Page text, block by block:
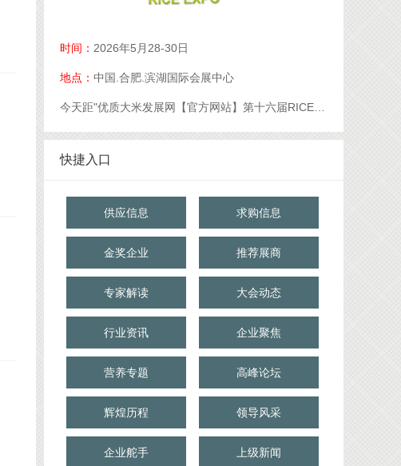
时间： 2026年5月28-30日
地点： 中国.合肥.滨湖国际会展中心
快捷入口
供应信息 求购信息
金奖企业 推荐展商
专家解读 大会动态
行业资讯 企业聚焦
营养专题 高峰论坛
辉煌历程 领导风采
企业舵手 上级新闻